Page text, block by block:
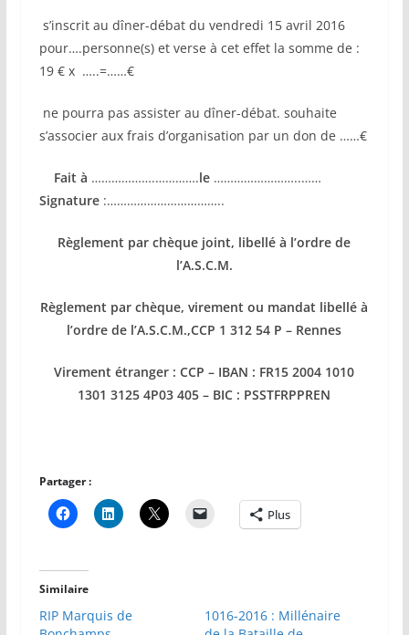
 s’inscrit au dîner-débat du vendredi 15 avril 2016
pour….personne(s) et verse à cet effet la somme de :
19 € x …..=……€
 ne pourra pas assister au dîner-débat. souhaite
s’associer aux frais d’organisation par un don de ……€
Fait à ……………….………….le……………………..……
Signature:……………………………..
Règlement par chèque joint, libellé à l’ordre de
l’A.S.C.M.
Règlement par chèque, virement ou mandat libellé à
l’ordre de l’A.S.C.M.,CCP 1 312 54 P – Rennes
Virement étranger : CCP – IBAN : FR15 2004 1010
1301 3125 4P03 405 – BIC : PSSTFRPPREN
Partager :
Plus
Similaire
RIP Marquis de
1016-2016 : Millénaire